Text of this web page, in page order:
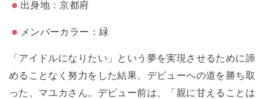
出身地：京都府
メンバーカラー：緑
「アイドルになりたい」という夢を実現させるために諦
めることなく努力をした結果、デビューへの道を勝ち取
った、マユカさん。デビュー前は、「親に甘えることは